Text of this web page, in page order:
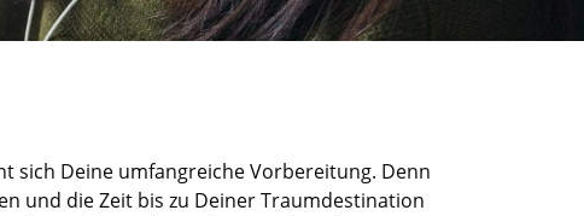
sich Deine umfangreiche Vorbereitung. Denn
und die Zeit bis zu Deiner Traumdestination